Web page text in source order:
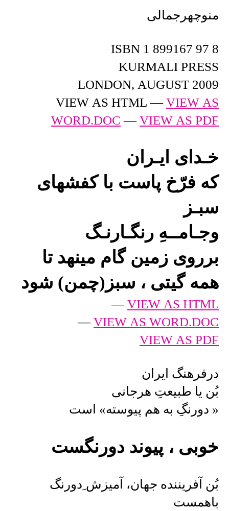
منوچهرجمالی
ISBN 1 899167 97 8
KURMALI PRESS
LONDON, AUGUST 2009
VIEW AS HTML —VIEW AS
WORD.DOC—VIEW AS PDF
خـدای ایـران
که فرّخ پاست با کفشهای
سبـز
وجـامــهِ رنگـارنـگ
برروی زمین گام مینهد تا
همه گیتی ، سبز(چمن) شود
VIEW AS HTML
—
VIEW AS WORD.DOC
—
VIEW AS PDF
درفرهنگ ایران
بُن یا طبیعتِ هرجانی
« دورنگِ به هم پیوسته» است
خوبی ، پیوند دورنگست
بُن آفریننده جهان، آمیزش ِدورنگ
باهمست